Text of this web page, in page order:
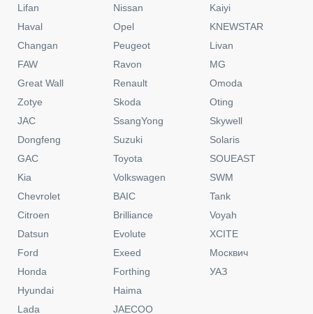
Lifan
Haval
Changan
FAW
Great Wall
Zotye
JAC
Dongfeng
GAC
Kia
Chevrolet
Citroen
Datsun
Ford
Honda
Hyundai
Lada
Nissan
Opel
Peugeot
Ravon
Renault
Skoda
SsangYong
Suzuki
Toyota
Volkswagen
BAIC
Brilliance
Evolute
Exeed
Forthing
Haima
JAECOO
Kaiyi
KNEWSTAR
Livan
MG
Omoda
Oting
Skywell
Solaris
SOUEAST
SWM
Tank
Voyah
XCITE
Москвич
УАЗ